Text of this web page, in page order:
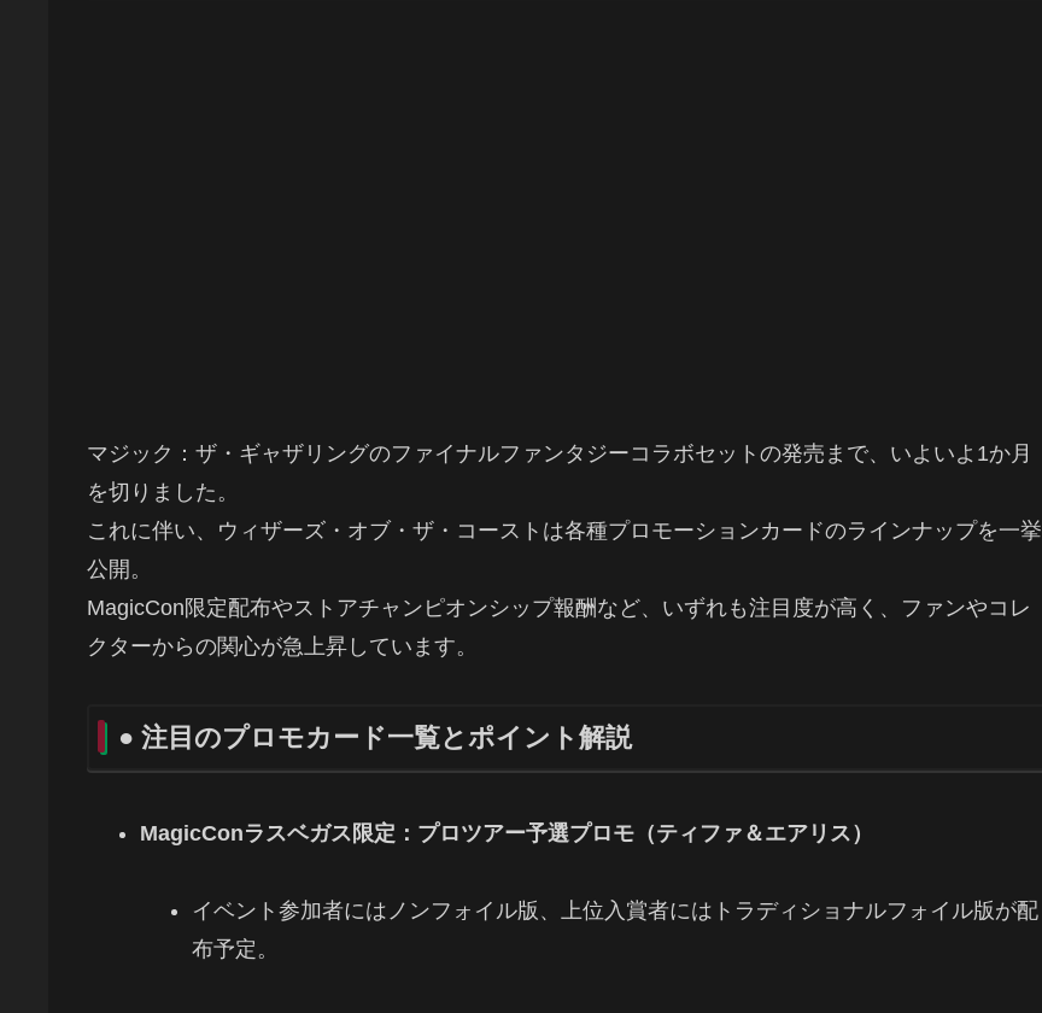
マジック：ザ・ギャザリングのファイナルファンタジーコラボセットの発売まで、いよいよ1か月
を切りました。
これに伴い、ウィザーズ・オブ・ザ・コーストは各種プロモーションカードのラインナップを一挙
公開。
MagicCon限定配布やストアチャンピオンシップ報酬など、いずれも注目度が高く、ファンやコレ
クターからの関心が急上昇しています。
● 注目のプロモカード一覧とポイント解説
MagicConラスベガス限定：プロツアー予選プロモ（ティファ＆エアリス）
イベント参加者にはノンフォイル版、上位入賞者にはトラディショナルフォイル版が配
布予定。